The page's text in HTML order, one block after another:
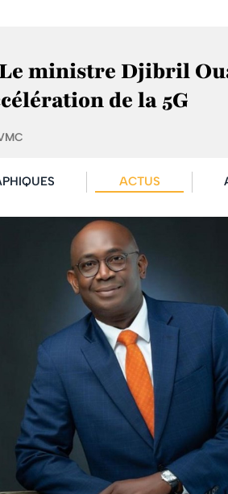
ministre Djibril
de la 5G
ACTUS